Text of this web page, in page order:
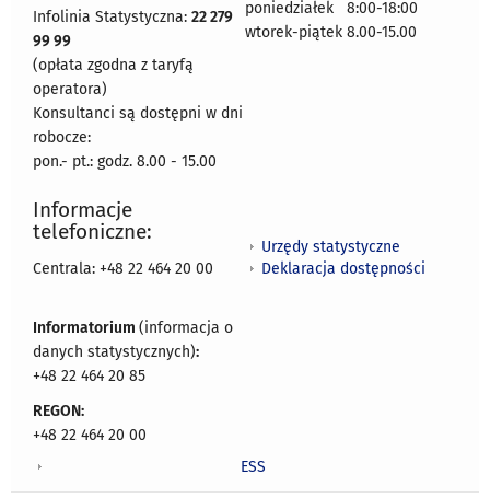
Infolinia Statystyczna: 22 279
99 99
(opłata zgodna z taryfą
operatora)
Konsultanci są dostępni w dni
robocze:
pon.- pt.: godz. 8.00 - 15.00
poniedziałek 8:00-18:00
wtorek-piątek 8.00-15.00
Informacje
telefoniczne:
Centrala: +48 22 464 20 00
Informatorium (informacja o
danych statystycznych):
+48 22 464 20 85
REGON:
+48 22 464 20 00
Urzędy statystyczne
Deklaracja dostępności
ESS